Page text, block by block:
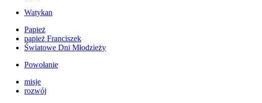
Watykan
Papież
papież Franciszek
Światowe Dni Młodzieży
Powołanie
misje
rozwój